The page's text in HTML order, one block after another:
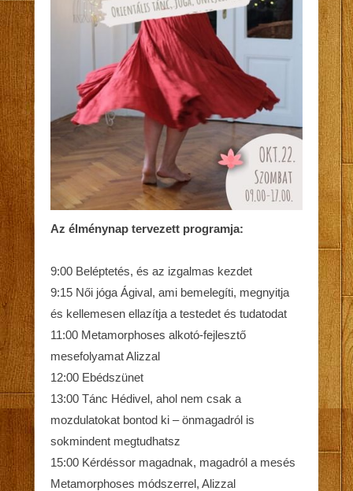
Az élménynap tervezett programja:
9:00 Beléptetés, és az izgalmas kezdet
9:15 Női jóga Ágival, ami bemelegíti, megnyitja
és kellemesen ellazítja a testedet és tudatodat
11:00 Metamorphoses alkotó-fejlesztő
mesefolyamat Alizzal
12:00 Ebédszünet
13:00 Tánc Hédivel, ahol nem csak a
mozdulatokat bontod ki – önmagadról is
sokmindent megtudhatsz
15:00 Kérdéssor magadnak, magadról a mesés
Metamorphoses módszerrel, Alizzal